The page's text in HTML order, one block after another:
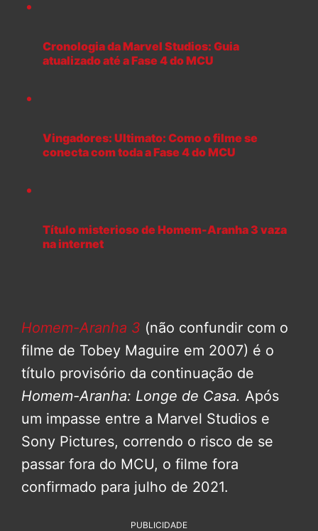
Cronologia da Marvel Studios: Guia
atualizado até a Fase 4 do MCU
Vingadores: Ultimato: Como o filme se
conecta com toda a Fase 4 do MCU
Título misterioso de Homem-Aranha 3 vaza
na internet
Homem-Aranha 3 (não confundir com o
filme de Tobey Maguire em 2007) é o
título provisório da continuação de
Homem-Aranha: Longe de Casa. Após
um impasse entre a Marvel Studios e
Sony Pictures, correndo o risco de se
passar fora do MCU, o filme fora
confirmado para julho de 2021.
PUBLICIDADE